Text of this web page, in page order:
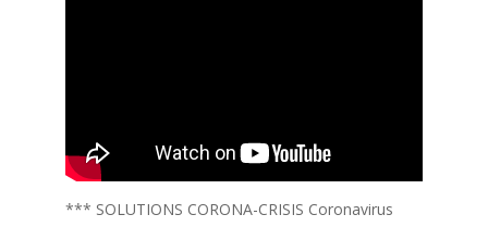
*** SOLUTIONS CORONA-CRISIS Coronavirus